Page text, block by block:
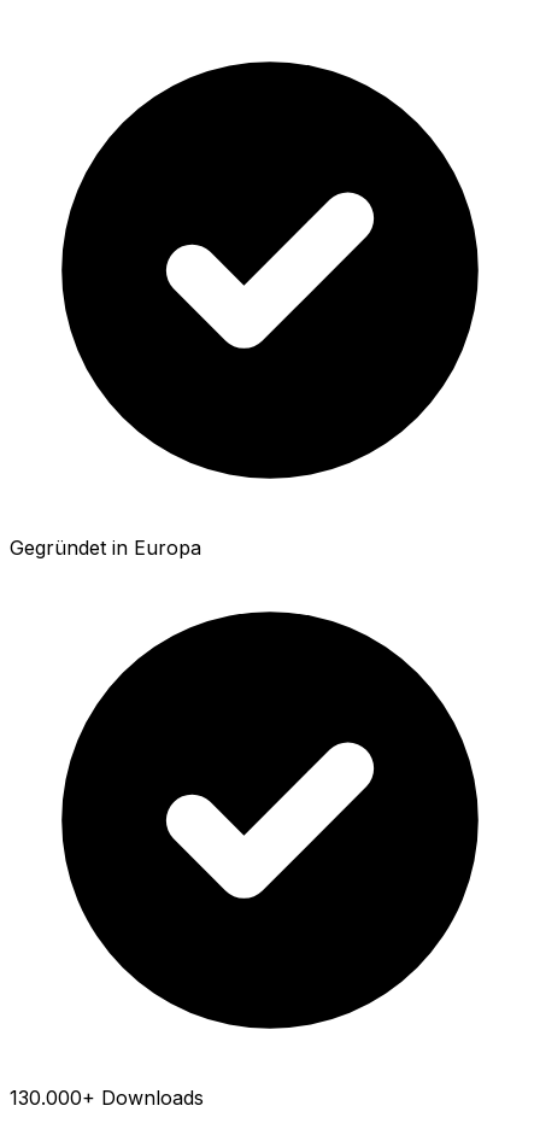
Gegründet in Europa
130.000+ Downloads